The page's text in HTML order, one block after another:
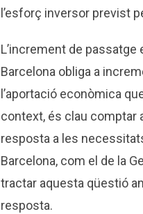
l’esforç inversor previst
L’increment de passatge
Barcelona obliga a
l’aportació econòmica
context, és clau comptar
resposta a les
Barcelona, com el de la
tractar aquesta qüestió
resposta.